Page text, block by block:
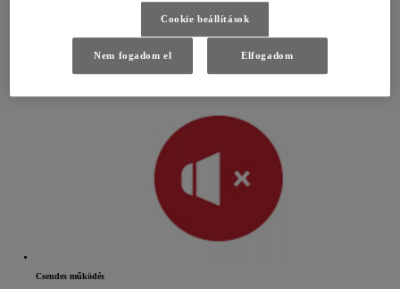
Csendes működés
Cookie beállítások
Nem fogadom el Elfogadom